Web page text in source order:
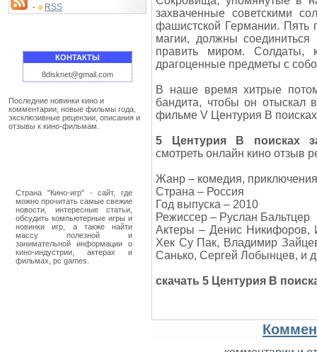
- RSS
КОНТАКТЫ
8disknet@gmail.com
Последние новинки кино и
комментарии, новые фильмы года,
эксклюзивные рецензии, описания и
отзывы к кино-фильмам.
Страна "Кино-игр" - сайт, где
можно прочитать самые свежие
новости, интересные статьи,
обсудить компьютерные игры и
новинки игр, а также найти
массу полезной и
занимательной информации о
кино-индустрии, актерах и
фильмах, pc games.
захваченные советскими
фашистской Германии. Пять
магии, должны соединиться
править миром. Солдаты,
драгоценные предметы с
В наше время хитрые
бандита, чтобы он отыскал
фильме V Центурия В
5 Центурия В поисках
смотреть онлайн кино отзыв
Жанр – комедия, приключения
Страна – Россия
Год выпуска – 2010
Режиссер – Руслан Бальтцер
Актеры – Денис Никифоров,
Хек Су Пак, Владимир
Санько, Сергей Лобынцев, и
скачать 5 Центурия В